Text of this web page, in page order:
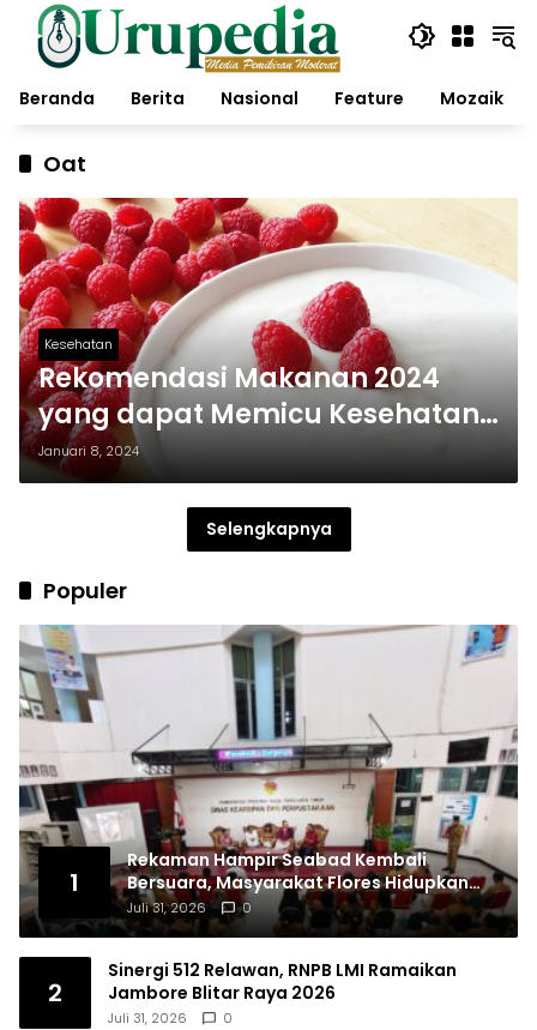
Langsung
konten
Beranda
Berita Nasional Feature Mozaik
Oat
Kesehatan
Rekomendasi Makanan 2024
yang dapat Memicu Kesehatan
Tubuh
Januari 8, 2024
Selengkapnya
Populer
1
Rekaman Hampir Seabad Kembali
Bersuara, Masyarakat Flores Hidupkan
Lagi Ingatan Leluhur
Juli 31, 2026 0
2
Sinergi 512 Relawan, RNPB LMI Ramaikan
Jambore Blitar Raya 2026
Juli 31, 2026 0